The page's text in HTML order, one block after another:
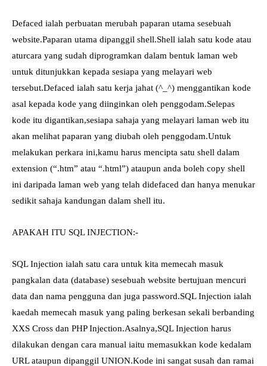
Defaced ialah perbuatan merubah paparan utama sesebuah
website.Paparan utama dipanggil shell.Shell ialah satu kode atau
aturcara yang sudah diprogramkan dalam bentuk laman web
untuk ditunjukkan kepada sesiapa yang melayari web
tersebut.Defaced ialah satu kerja jahat (^_^) menggantikan kode
asal kepada kode yang diinginkan oleh penggodam.Selepas
kode itu digantikan,sesiapa sahaja yang melayari laman web itu
akan melihat paparan yang diubah oleh penggodam.Untuk
melakukan perkara ini,kamu harus mencipta satu shell dalam
extension (“.htm” atau “.html”) ataupun anda boleh copy shell
ini daripada laman web yang telah didefaced dan hanya menukar
sedikit sahaja kandungan dalam shell itu.
APAKAH ITU SQL INJECTION:-
SQL Injection ialah satu cara untuk kita memecah masuk
pangkalan data (database) sesebuah website bertujuan mencuri
data dan nama pengguna dan juga password.SQL Injection ialah
kaedah memecah masuk yang paling berkesan sekali berbanding
XXS Cross dan PHP Injection.Asalnya,SQL Injection harus
dilakukan dengan cara manual iaitu memasukkan kode kedalam
URL ataupun dipanggil UNION.Kode ini sangat susah dan ramai